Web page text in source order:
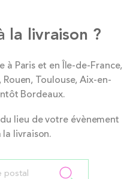
la livraison ?
à Paris et en Île-de-France,
Toulouse, Aix-en-
Bordeaux.
lieu de votre évènement
livraison.